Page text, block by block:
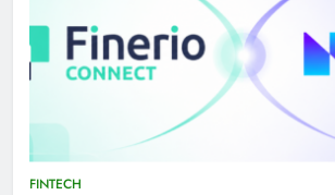
FINTECH